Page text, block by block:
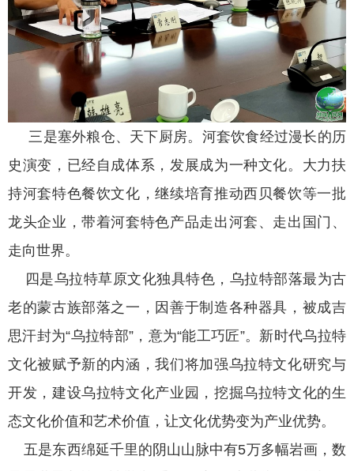
三是塞外粮仓、天下厨房。河套饮食经过漫长的历
史演变，已经自成体系，发展成为一种文化。大力扶
持河套特色餐饮文化，继续培育推动西贝餐饮等一批
龙头企业，带着河套特色产品走出河套、走出国门、
走向世界。
四是乌拉特草原文化独具特色，乌拉特部落最为古
老的蒙古族部落之一，因善于制造各种器具，被成吉
思汗封为“乌拉特部”，意为“能工巧匠”。新时代乌拉特
文化被赋予新的内涵，我们将加强乌拉特文化研究与
开发，建设乌拉特文化产业园，挖掘乌拉特文化的生
态文化价值和艺术价值，让文化优势变为产业优势。
五是东西绵延千里的阴山山脉中有5万多幅岩画，数